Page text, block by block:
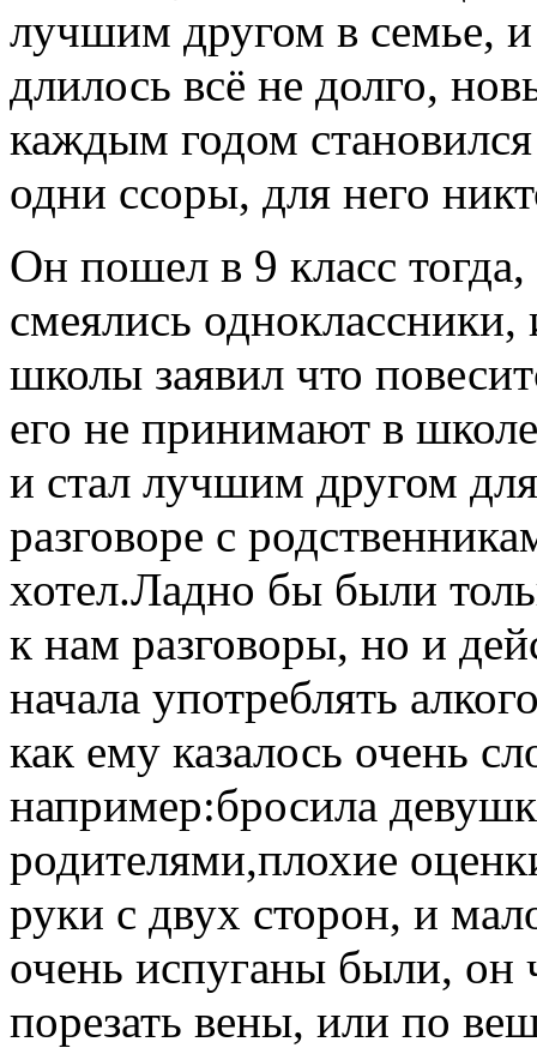
лучшим другом в семье,
длилось всё не долго,
каждым годом
одни ссоры, для него
Он пошел в 9 класс
смеялись
школы заявил что
его не принимают в
и стал лучшим другом
разговоре с
хотел.Ладно бы были
к нам разговоры, но и
начала употреблять
как ему казалось очень
например:бросила
родителями,плохие
руки с двух сторон, и
очень испуганы были, он
порезать вены, или по